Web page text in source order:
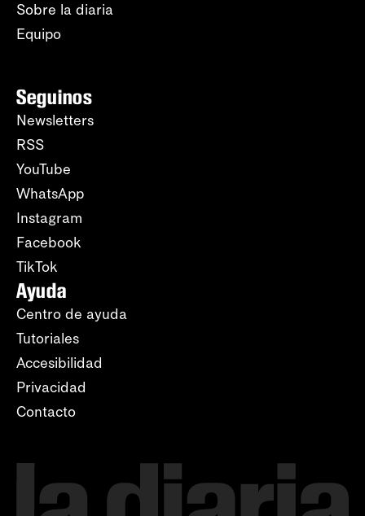
Sobre la diaria
Equipo
Seguinos
Newsletters
RSS
YouTube
WhatsApp
Instagram
Facebook
TikTok
Ayuda
Centro de ayuda
Tutoriales
Accesibilidad
Privacidad
Contacto